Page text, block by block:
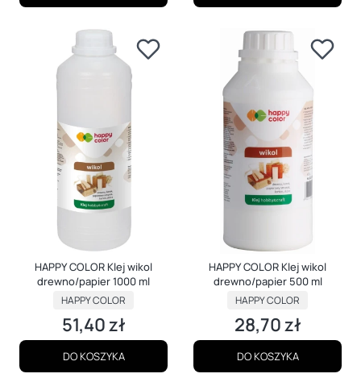
HAPPY COLOR Klej wikol
drewno/papier 1000 ml
PRODUCENT
HAPPY COLOR
Cena
51,40 zł
DO KOSZYKA
HAPPY COLOR Klej wikol
drewno/papier 500 ml
PRODUCENT
HAPPY COLOR
Cena
28,70 zł
DO KOSZYKA